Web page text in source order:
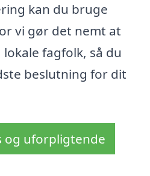
kan du bruge
vi gør det nemt at
fagfolk, så du
beslutning for dit
og uforpligtende